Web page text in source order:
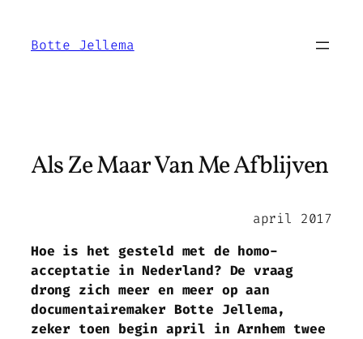
Botte Jellema
Als Ze Maar Van Me Afblijven
april 2017
Hoe is het gesteld met de homo-
acceptatie in Nederland? De vraag
drong zich meer en meer op aan
documentairemaker Botte Jellema,
zeker toen begin april in Arnhem twee